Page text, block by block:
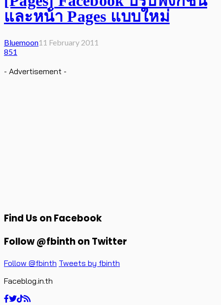
และหน้า Pages แบบใหม่
Bluemoon11 February 2011
851
- Advertisement -
Find Us on Facebook
Follow @fbinth on Twitter
Follow @fbinth Tweets by fbinth
Faceblog.in.th